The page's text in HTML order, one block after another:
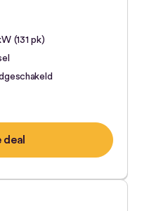
(131 pk)
deal